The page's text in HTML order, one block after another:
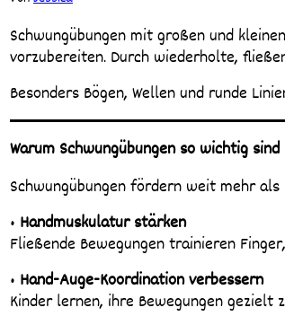
Schwungübungen mit großen und kleinen Bögen sind ein wichtiger Baustein, um die Feinmotorik von Kindern gezielt zu stärken und sie behutsam auf das Schreibenlernen
vorzubereiten. Durch wiederholte,
Besonders Bögen, Wellen und runde
Warum Schwungübungen so wichtig sind
Schwungübungen fördern weit mehr als
• Handmuskulatur stärken
Fließende Bewegungen trainieren
• Hand-Auge-Koordination verbessern
Kinder lernen, ihre Bewegungen